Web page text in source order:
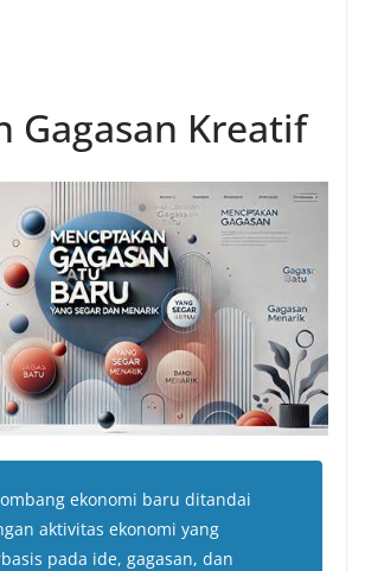
Gagasan Kreatif
ekonomi baru ditandai
aktivitas ekonomi yang
pada ide, gagasan, dan